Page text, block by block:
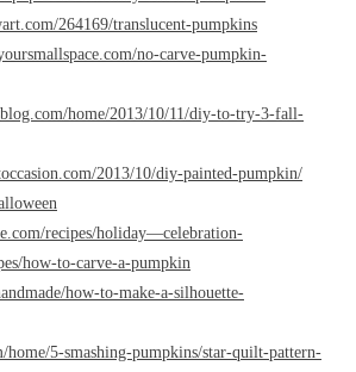
264169/translucent-pumpkins
no-carve-pumpkin-
home/2013/10/11/diy-to-try-3-fall-
2013/10/diy-painted-pumpkin/
recipes/holiday—celebration-
how-to-carve-a-pumpkin
how-to-make-a-silhouette-
home/5-smashing-pumpkins/star-quilt-pattern-